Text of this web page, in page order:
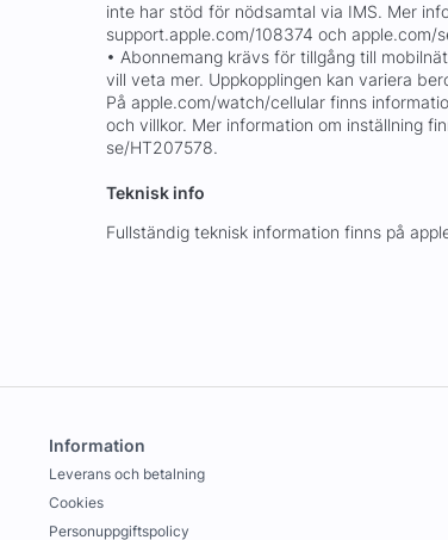
inte har stöd för nödsamtal via IMS. Mer
support.apple.com/108374 och apple.com/
• Abonnemang krävs för tillgång till
vill veta mer. Uppkopplingen kan variera
På apple.com/watch/cellular finns
och villkor. Mer information om inställning
se/HT207578.
Teknisk info
Fullständig teknisk information finns på
Information
Leverans och betalning
Cookies
Personuppgiftspolicy